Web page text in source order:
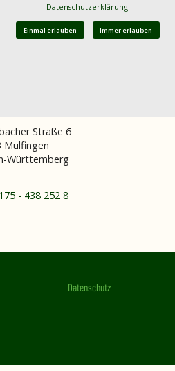
Datenschutzerklärung.
Einmal erlauben Immer erlauben
Straße 6
Mulfingen
Württemberg
- 438 252 8
Datenschutz